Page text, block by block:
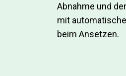
Abnahme und
mit
beim Ansetzen.